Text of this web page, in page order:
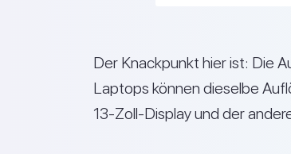
Der Knackpunkt hier ist: Die
Laptops können dieselbe
13-Zoll-Display und der